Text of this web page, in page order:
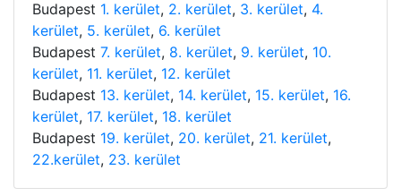
Budapest 1. kerület, 2. kerület, 3. kerület, 4.
kerület, 5. kerület, 6. kerület
Budapest 7. kerület, 8. kerület, 9. kerület, 10.
kerület, 11. kerület, 12. kerület
Budapest 13. kerület, 14. kerület, 15. kerület, 16.
kerület, 17. kerület, 18. kerület
Budapest 19. kerület, 20. kerület, 21. kerület,
22.kerület, 23. kerület